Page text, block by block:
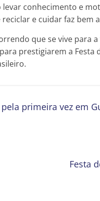
conhecimento e
e cuidar faz bem
que se vive para
prestigiarem a Festa
primeira vez em
Festa